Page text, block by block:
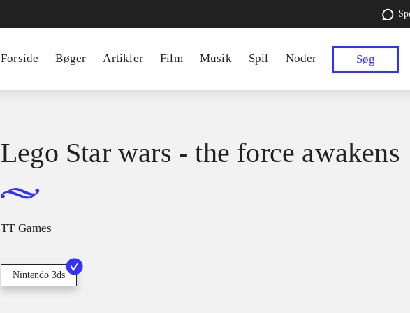
Forside Bøger Artikler Film Musik Spil Noder Søg
Lego Star wars - the force awakens
TT Games
Nintendo 3ds